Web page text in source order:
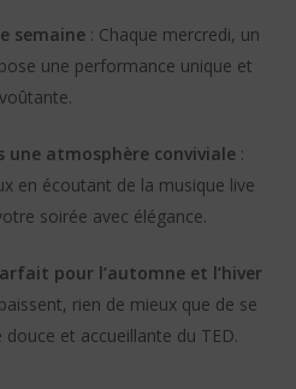
semaine : Chaque mercredi, un
une performance unique et
une atmosphère conviviale:
en écoutant de la musique live
soirée avec élégance.
pour l’automne et l’hiver
rien de mieux que de se
douce et accueillante du TED.